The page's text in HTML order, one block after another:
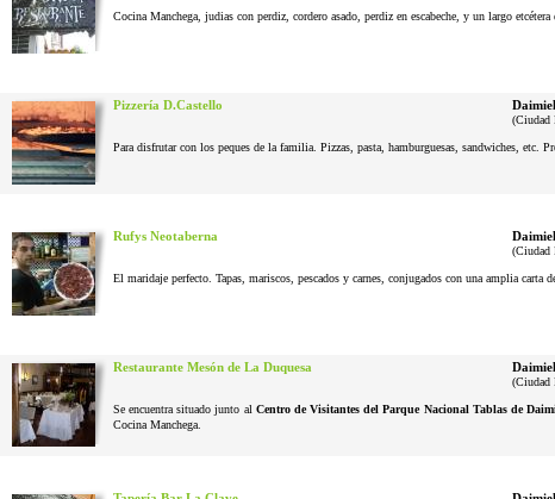
Cocina Manchega, judias con perdiz, cordero asado, perdiz en escabeche, y un largo etcétera
Pizzería D.Castello Daimiel
(Ciudad
Para disfrutar con los peques de la familia. Pizzas, pasta, hamburguesas, sandwiches, etc.
Rufys Neotaberna Daimiel
(Ciudad
El maridaje perfecto. Tapas, mariscos, pescados y carnes, conjugados con una amplia carta
Restaurante Mesón de La Duquesa Daimiel
(Ciudad
Se encuentra situado junto al Centro de Visitantes del Parque Nacional Tablas de
Cocina Manchega.